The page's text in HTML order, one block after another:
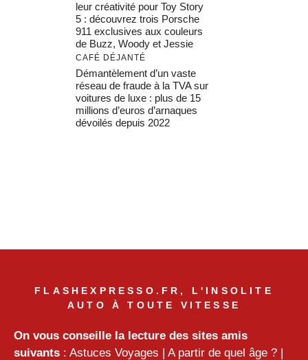
leur créativité pour Toy Story
5 : découvrez trois Porsche
911 exclusives aux couleurs
de Buzz, Woody et Jessie
CAFÉ DÉJANTÉ
Démantèlement d’un vaste
réseau de fraude à la TVA sur
voitures de luxe : plus de 15
millions d’euros d’arnaques
dévoilés depuis 2022
FLASHEXPRESSO.FR, L'INSOLITE
AUTO À TOUTE VITESSE
On vous conseille la lecture des sites amis
suivants : Astuces Voyages | A partir de quel âge ? |